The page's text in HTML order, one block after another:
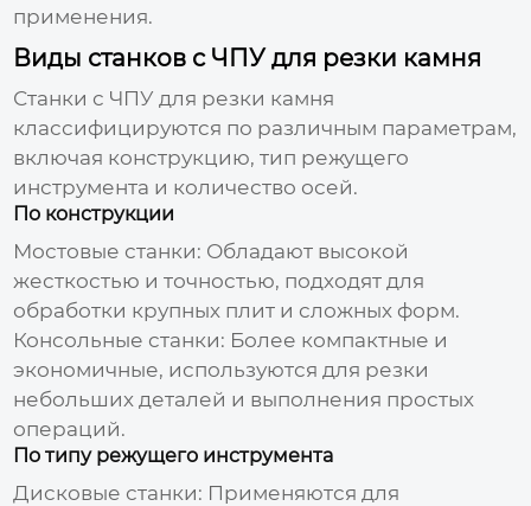
применения.
Виды станков с ЧПУ для резки камня
Станки с ЧПУ для резки камня
классифицируются по различным параметрам,
включая конструкцию, тип режущего
инструмента и количество осей.
По конструкции
Мостовые станки: Обладают высокой
жесткостью и точностью, подходят для
обработки крупных плит и сложных форм.
Консольные станки: Более компактные и
экономичные, используются для резки
небольших деталей и выполнения простых
операций.
По типу режущего инструмента
Дисковые станки: Применяются для